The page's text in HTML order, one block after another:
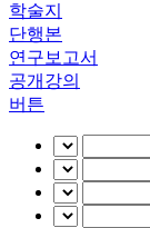
학술지
단행본
연구보고서
공개강의
버튼